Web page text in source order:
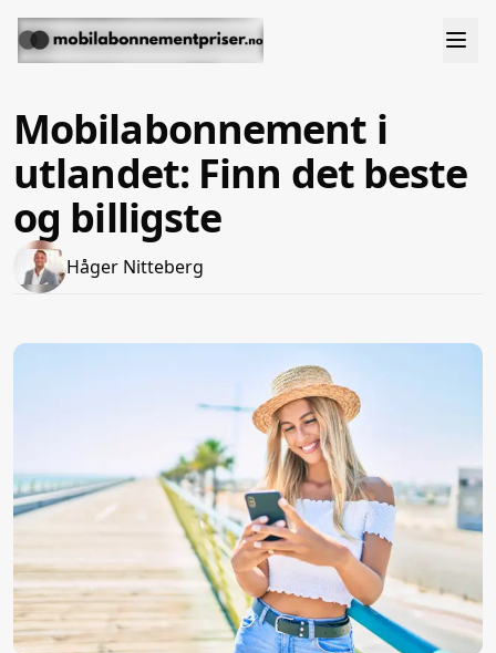
Mobilabonnement i
utlandet: Finn det beste
og billigste
Håger Nitteberg